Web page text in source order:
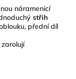
náramenicí
střih
přední díl